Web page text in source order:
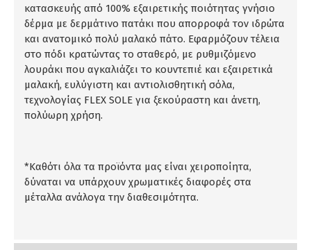
κατασκευής από 100% εξαιρετικής ποιότητας γνήσιο
δέρμα με δερμάτινο πατάκι που απορροφά τον ιδρώτα
και ανατομικό πολύ μαλακό πάτο. Εφαρμόζουν τέλεια
στο πόδι κρατώντας το σταθερό, με ρυθμιζόμενο
λουράκι που αγκαλιάζει το κουντεπιέ και εξαιρετικά
μαλακή, ευλύγιστη και αντιολισθητική σόλα,
τεχνολογίας FLEX SOLE για ξεκούραστη και άνετη,
πολύωρη χρήση.
*Καθότι όλα τα προϊόντα μας είναι χειροποίητα,
δύναται να υπάρχουν χρωματικές διαφορές στα
μέταλλα ανάλογα την διαθεσιμότητα.